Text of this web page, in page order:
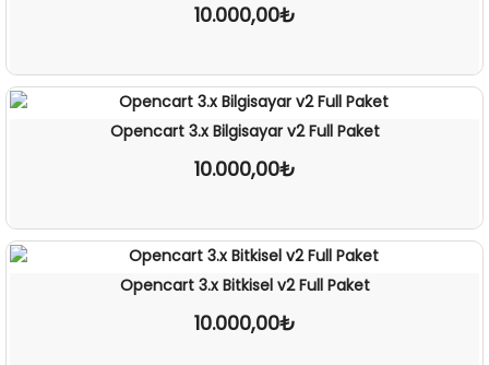
10.000,00₺
Opencart 3.x Bilgisayar v2 Full Paket
10.000,00₺
Opencart 3.x Bitkisel v2 Full Paket
10.000,00₺